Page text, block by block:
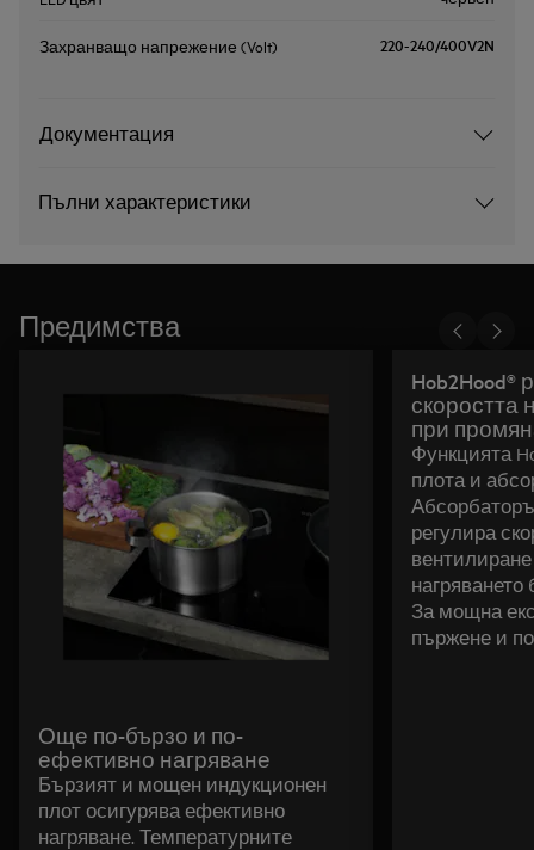
Захранващо напрежение (Volt) 220-240/400V2N
Документация
Пълни характеристики
Предимства
Още по-бързо и по-
ефективно нагряване
Бързият и мощен индукционен
плот осигурява ефективно
нагряване. Температурните
Hob2Hood®
скоростта
при
Функцията
плота и
регулира
нагряването
За мощна
пържене и